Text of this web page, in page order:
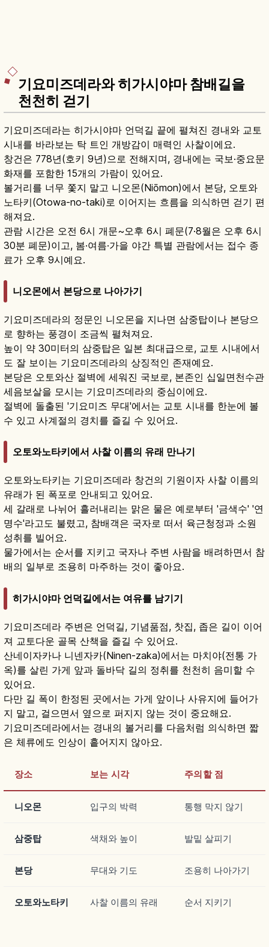
기요미즈데라와 히가시야마 참배길을
천천히 걷기
기요미즈데라는 히가시야마 언덕길 끝에 펼쳐진 경내와 교토
시내를 바라보는 탁 트인 개방감이 매력인 사찰이에요.
창건은 778년(호키 9년)으로 전해지며, 경내에는 국보·중요문
화재를 포함한 15개의 가람이 있어요.
볼거리를 너무 쫓지 말고 니오몬(Niōmon)에서 본당, 오토와
노타키(Otowa-no-taki)로 이어지는 흐름을 의식하면 걷기 편
해져요.
관람 시간은 오전 6시 개문~오후 6시 폐문(7·8월은 오후 6시
30분 폐문)이고, 봄·여름·가을 야간 특별 관람에서는 접수 종
료가 오후 9시예요.
니오몬에서 본당으로 나아가기
기요미즈데라의 정문인 니오몬을 지나면 삼중탑이나 본당으
로 향하는 풍경이 조금씩 펼쳐져요.
높이 약 30미터의 삼중탑은 일본 최대급으로, 교토 시내에서
도 잘 보이는 기요미즈데라의 상징적인 존재예요.
본당은 오토와산 절벽에 세워진 국보로, 본존인 십일면천수관
세음보살을 모시는 기요미즈데라의 중심이에요.
절벽에 돌출된 '기요미즈 무대'에서는 교토 시내를 한눈에 볼
수 있고 사계절의 경치를 즐길 수 있어요.
오토와노타키에서 사찰 이름의 유래 만나기
오토와노타키는 기요미즈데라 창건의 기원이자 사찰 이름의
유래가 된 폭포로 안내되고 있어요.
세 갈래로 나뉘어 흘러내리는 맑은 물은 예로부터 '금색수' '연
명수'라고도 불렸고, 참배객은 국자로 떠서 육근청정과 소원
성취를 빌어요.
물가에서는 순서를 지키고 국자나 주변 사람을 배려하면서 참
배의 일부로 조용히 마주하는 것이 좋아요.
히가시야마 언덕길에서는 여유를 남기기
기요미즈데라 주변은 언덕길, 기념품점, 찻집, 좁은 길이 이어
져 교토다운 골목 산책을 즐길 수 있어요.
산네이자카나 니넨자카(Ninen-zaka)에서는 마치야(전통 가
옥)를 살린 가게 앞과 돌바닥 길의 정취를 천천히 음미할 수
있어요.
다만 길 폭이 한정된 곳에서는 가게 앞이나 사유지에 들어가
지 말고, 걸으면서 옆으로 퍼지지 않는 것이 중요해요.
기요미즈데라에서는 경내의 볼거리를 다음처럼 의식하면 짧
은 체류에도 인상이 흩어지지 않아요.
장소 보는 시각 주의할 점
니오몬 입구의 박력 통행 막지 않기
삼중탑 색채와 높이 발밑 살피기
본당 무대와 기도 조용히 나아가기
오토와노타키 사찰 이름의 유래 순서 지키기